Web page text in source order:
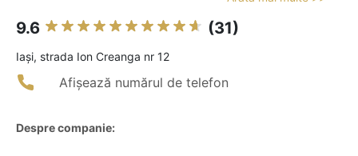
9.6 (31)
Iaşi, strada Ion Creanga nr 12
Afișează numărul de telefon
Despre companie: